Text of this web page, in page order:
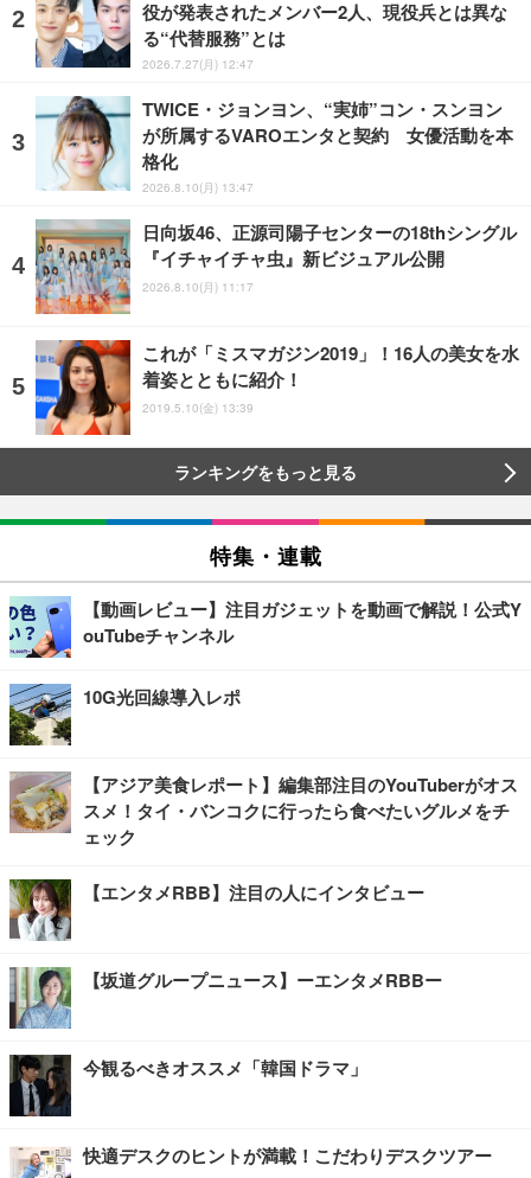
役が発表されたメンバー2人、現役兵とは異な
る“代替服務”とは
2026.7.27(月) 12:47
TWICE・ジョンヨン、“実姉”コン・スンヨン
が所属するVAROエンタと契約 女優活動を本
格化
2026.8.10(月) 13:47
日向坂46、正源司陽子センターの18thシングル
『イチャイチャ虫』新ビジュアル公開
2026.8.10(月) 11:17
これが「ミスマガジン2019」！16人の美女を水
着姿とともに紹介！
2019.5.10(金) 13:39
ランキングをもっと見る
特集・連載
【動画レビュー】注目ガジェットを動画で解説！公式Y
ouTubeチャンネル
10G光回線導入レポ
【アジア美食レポート】編集部注目のYouTuberがオス
スメ！タイ・バンコクに行ったら食べたいグルメをチ
ェック
【エンタメRBB】注目の人にインタビュー
【坂道グループニュース】ーエンタメRBBー
今観るべきオススメ「韓国ドラマ」
快適デスクのヒントが満載！こだわりデスクツアー